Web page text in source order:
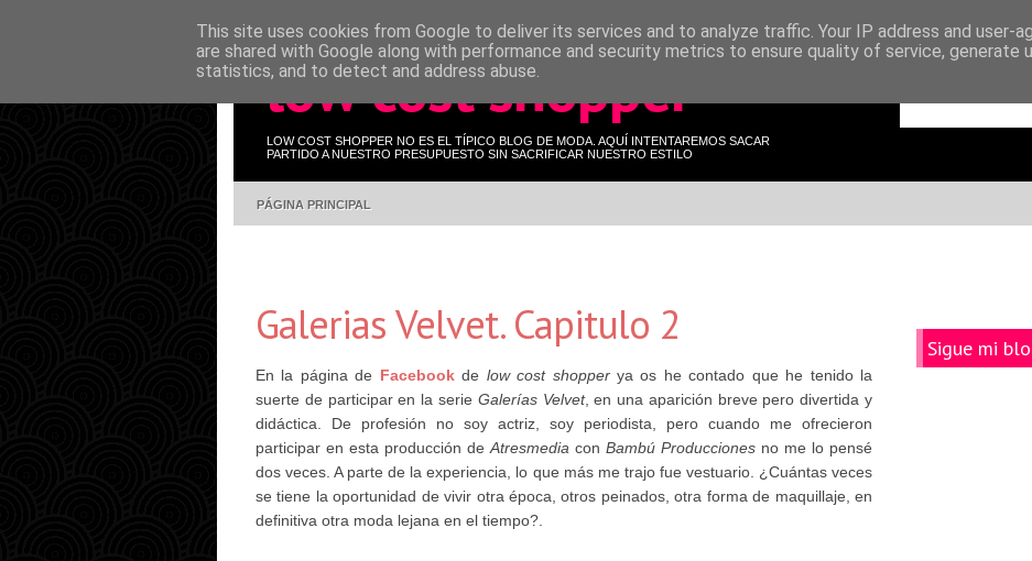
low cost shopper
LOW COST SHOPPER NO ES EL TÍPICO BLOG DE MODA. AQUÍ INTENTAREMOS SACAR
PARTIDO A NUESTRO PRESUPUESTO SIN SACRIFICAR NUESTRO ESTILO
PÁGINA PRINCIPAL
Galerias Velvet. Capitulo 2
En la página de Facebookde low cost shopperya os he contado que he tenido la
suerte de participar en la serie Galerías Velvet, en una aparición breve pero divertida y
didáctica. De profesión no soy actriz, soy periodista, pero cuando me ofrecieron
participar en esta producción de Atresmedia con Bambú Producciones no me lo pensé
dos veces. A parte de la experiencia, lo que más me trajo fue vestuario. ¿Cuántas veces
se tiene la oportunidad de vivir otra época, otros peinados, otra forma de maquillaje, en
definitiva otra moda lejana en el tiempo?.
Sigue mi
This site uses cookies from Google to deliver its services and to analyze traffic. Your IP address and user-
are shared with Google along with performance and security metrics to ensure quality of service, generate
statistics, and to detect and address abuse.